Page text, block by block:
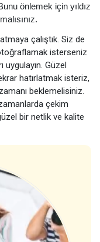
önlemek için yıldız
çalıştık. Siz de
isterseniz
uygulayın. Güzel
hatırlatmak isteriz,
beklemelisiniz.
çekim
bir netlik ve kalite